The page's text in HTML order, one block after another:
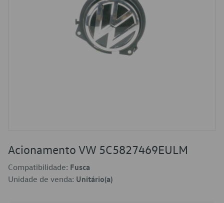
Acionamento VW 5C5827469EULM
Compatibilidade: Fusca
Unidade de venda: Unitário(a)